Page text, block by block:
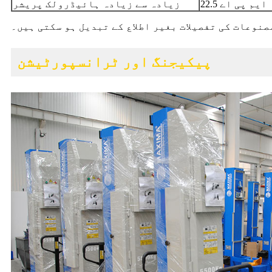
زیادہ سے زیادہ ہائیڈرولک پریشر 22.5 ایم پی اے
کی تفصیلات بغیر اطلاع کے تبدیل ہو سکتی ہیں۔
پیکیجنگ اور ٹرانسپورٹیشن